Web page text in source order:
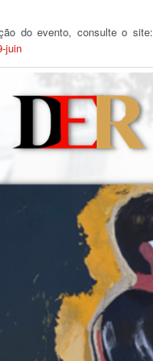
do evento, consulte o site:
juin